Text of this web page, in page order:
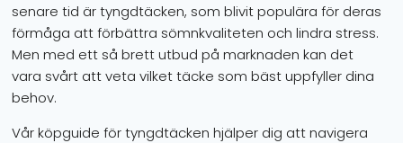
senare tid är tyngdtäcken, som blivit populära för deras
förmåga att förbättra sömnkvaliteten och lindra stress.
Men med ett så brett utbud på marknaden kan det
vara svårt att veta vilket täcke som bäst uppfyller dina
behov.
Vår köpguide för tyngdtäcken hjälper dig att navigera